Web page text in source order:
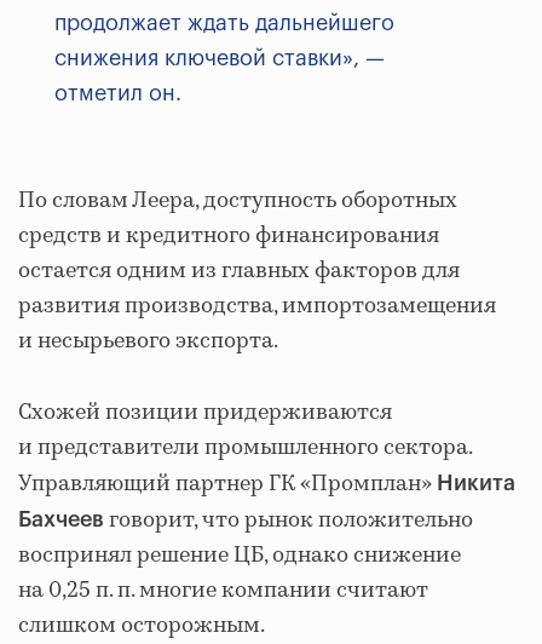
продолжает ждать дальнейшего
снижения ключевой ставки», —
отметил он.
По словам Леера, доступность оборотных
средств и кредитного финансирования
остается одним из главных факторов для
развития производства, импортозамещения
и несырьевого экспорта.
Схожей позиции придерживаются
и представители промышленного сектора.
Управляющий партнер ГК «Промплан» Никита
Бахчеев говорит, что рынок положительно
воспринял решение ЦБ, однако снижение
на 0,25 п. п. многие компании считают
слишком осторожным.